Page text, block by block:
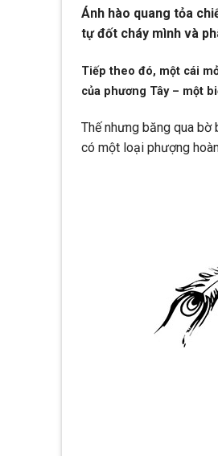
Ánh hào quang tỏa
tự đốt cháy mình và
Tiếp theo đó, một cái
của phương Tây – một
Thế nhưng băng qua
có một loại phượng